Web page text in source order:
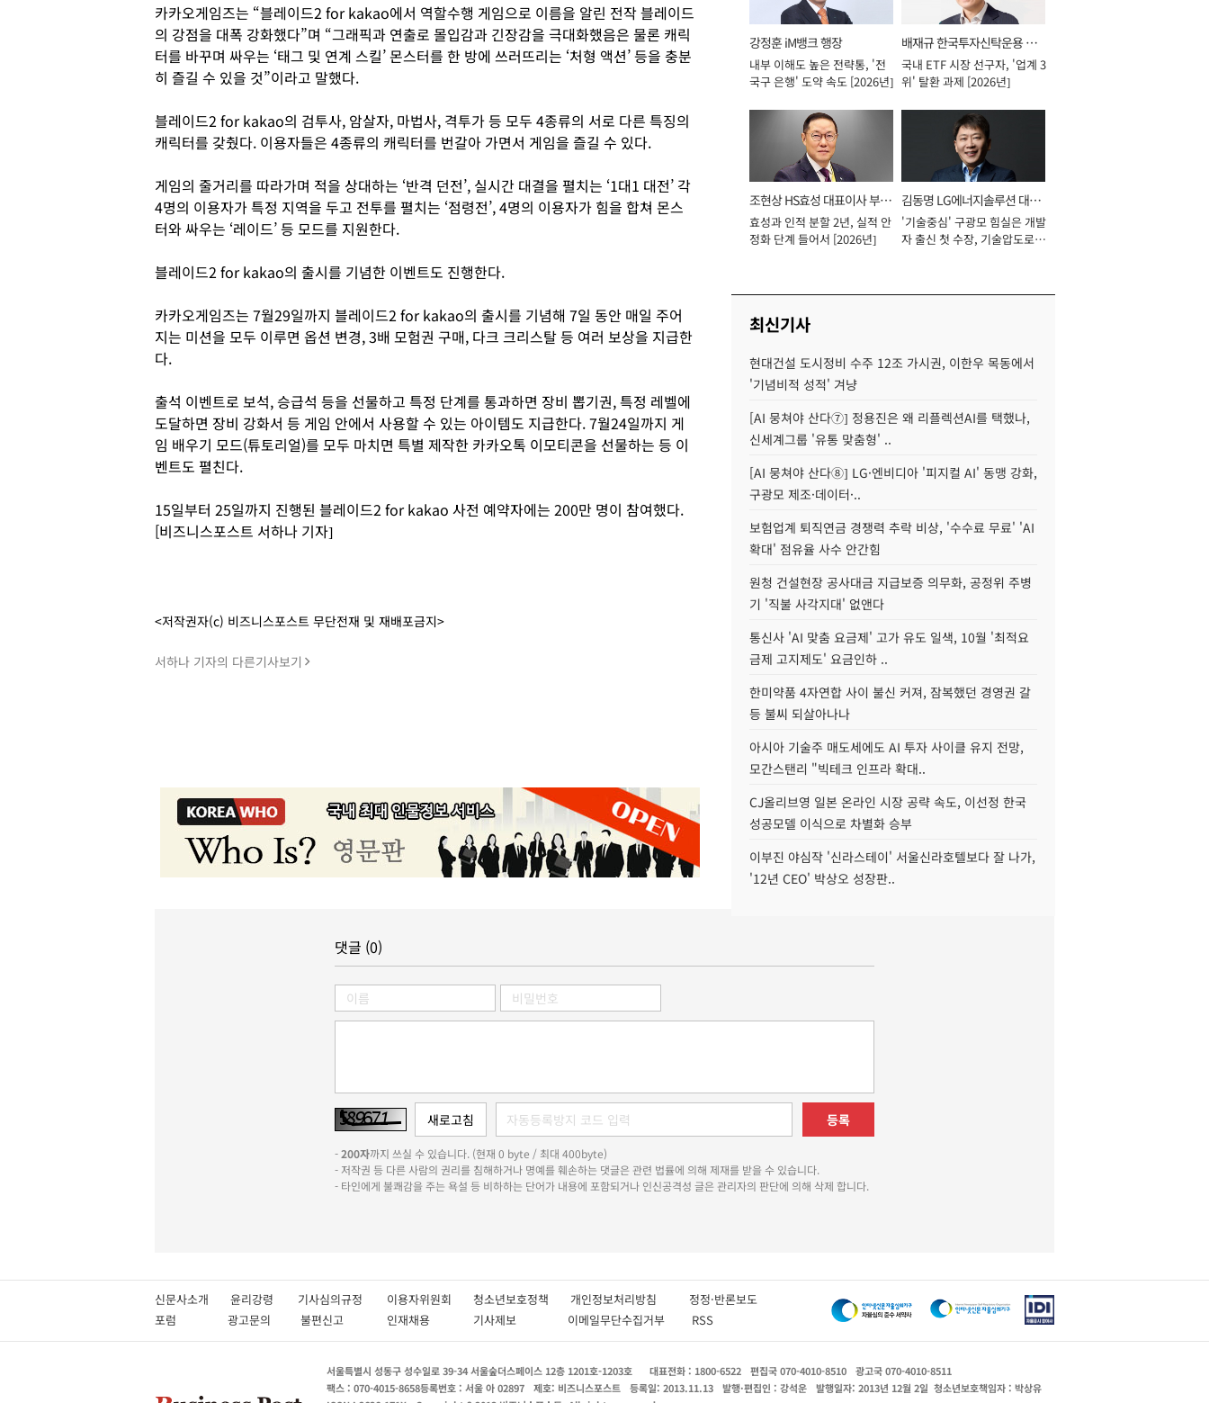
카카오게임즈는 “블레이드2 for kakao에서 역할수행 게임으로 이름을 알린 전작 블레이드
의 강점을 대폭 강화했다”며 “그래픽과 연출로 몰입감과 긴장감을 극대화했음은 물론 캐릭
터를 바꾸며 싸우는 ‘태그 및 연계 스킬’ 몬스터를 한 방에 쓰러뜨리는 ‘처형 액션’ 등을 충분
히 즐길 수 있을 것”이라고 말했다.
블레이드2 for kakao의 검투사, 암살자, 마법사, 격투가 등 모두 4종류의 서로 다른 특징의
캐릭터를 갖췄다. 이용자들은 4종류의 캐릭터를 번갈아 가면서 게임을 즐길 수 있다.
게임의 줄거리를 따라가며 적을 상대하는 ‘반격 던전’, 실시간 대결을 펼치는 ‘1대1 대전’ 각
4명의 이용자가 특정 지역을 두고 전투를 펼치는 ‘점령전’, 4명의 이용자가 힘을 합쳐 몬스
터와 싸우는 ‘레이드’ 등 모드를 지원한다.
블레이드2 for kakao의 출시를 기념한 이벤트도 진행한다.
카카오게임즈는 7월29일까지 블레이드2 for kakao의 출시를 기념해 7일 동안 매일 주어
지는 미션을 모두 이루면 옵션 변경, 3배 모험권 구매, 다크 크리스탈 등 여러 보상을 지급한
다.
출석 이벤트로 보석, 승급석 등을 선물하고 특정 단계를 통과하면 장비 뽑기권, 특정 레벨에
도달하면 장비 강화서 등 게임 안에서 사용할 수 있는 아이템도 지급한다. 7월24일까지 게
임 배우기 모드(튜토리얼)를 모두 마치면 특별 제작한 카카오톡 이모티콘을 선물하는 등 이
벤트도 펼친다.
15일부터 25일까지 진행된 블레이드2 for kakao 사전 예약자에는 200만 명이 참여했다.
[비즈니스포스트 서하나 기자]
<저작권자(c) 비즈니스포스트 무단전재 및 재배포금지>
서하나 기자의 다른기사보기
강정훈 iM뱅크 행장
내부 이해도 높은 전략통, '전
국구 은행' 도약 속도 [2026년]
배재규 한국투자신탁운용 대
표이사 사장
국내 ETF 시장 선구자, '업계 3
위' 탈환 과제 [2026년]
조현상 HS효성 대표이사 부회
장
효성과 인적 분할 2년, 실적 안
정화 단계 들어서 [2026년]
김동명 LG에너지솔루션 대표
이사 사장
'기술중심' 구광모 힘실은 개발
자 출신 첫 수장, 기술압도로
최신기사
현대건설 도시정비 수주 12조 가시권, 이한우 목동에서
'기념비적 성적' 겨냥
[AI 뭉쳐야 산다⑦] 정용진은 왜 리플렉션AI를 택했나,
신세계그룹 '유통 맞춤형' ..
[AI 뭉쳐야 산다⑧] LG·엔비디아 '피지컬 AI' 동맹 강화,
구광모 제조·데이터·..
보험업계 퇴직연금 경쟁력 추락 비상, '수수료 무료' 'AI
확대' 점유율 사수 안간힘
원청 건설현장 공사대금 지급보증 의무화, 공정위 주병
기 '직불 사각지대' 없앤다
통신사 'AI 맞춤 요금제' 고가 유도 일색, 10월 '최적요
금제 고지제도' 요금인하 ..
한미약품 4자연합 사이 불신 커져, 잠복했던 경영권 갈
등 불씨 되살아나나
아시아 기술주 매도세에도 AI 투자 사이클 유지 전망,
모간스탠리 "빅테크 인프라 확대..
CJ올리브영 일본 온라인 시장 공략 속도, 이선정 한국
성공모델 이식으로 차별화 승부
이부진 야심작 '신라스테이' 서울신라호텔보다 잘 나가,
'12년 CEO' 박상오 성장판..
댓글 (0)
등록
-200자까지 쓰실 수 있습니다. (현재 0 byte / 최대 400byte)
- 저작권 등 다른 사람의 권리를 침해하거나 명예를 훼손하는 댓글은 관련 법률에 의해 제재를 받을 수 있습니다.
- 타인에게 불쾌감을 주는 욕설 등 비하하는 단어가 내용에 포함되거나 인신공격성 글은 관리자의 판단에 의해 삭제 합니다.
신문사소개 윤리강령 기사심의규정 이용자위원회 청소년보호정책 개인정보처리방침 정정·반론보도
포럼
광고문의 불편신고 인재채용 기사제보 이메일무단수집거부 RSS
서울특별시 성동구 성수일로 39-34 서울숲더스페이스 12층 1201호-1203호 대표전화 : 1800-6522 편집국 070-4010-8510
광고국 070-4010-8511
팩스 : 070-4015-8658등록번호 : 서울 아 02897 제호: 비즈니스포스트 등록일: 2013.11.13 발행·편집인 : 강석운 발행일자: 2013년 12월 2일 청소년보호책임자 : 박상유